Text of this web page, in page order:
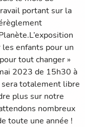
portant sur la
enfants pour un
tout changer »
2023 de 15h30 à
sera totalement libre
plus sur notre
nombreux
toute une année !